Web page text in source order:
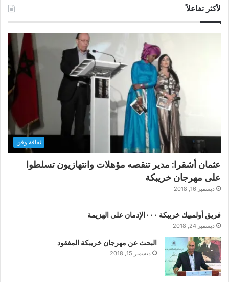
لأكثر تفاعلاً
ثقافة وفن
عثمان أشقرا: مدير تنقصه مؤهلات وانتهازيون تسلطوا
على مهرجان خريبكة
ديسمبر 16, 2018
فريق أولمبيك خريبكة ٠٠٠الإدمان على الهزيمة
ديسمبر 24, 2018
البحث عن مهرجان خريبكة المفقود
ديسمبر 15, 2018